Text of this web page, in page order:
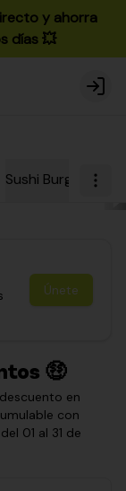
y ahorra
días 💥
Login
Sushi Burgers
Únete
🤑
en
con
01 al 31 de